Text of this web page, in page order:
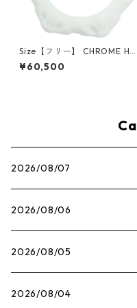
Size【フリー】 CHROME HEA
RTS クロム・ハーツ CH Cross
SINGLE Hoop Earring WHITE
¥60,500
2026/08/07
2026/08/06
2026/08/05
2026/08/04